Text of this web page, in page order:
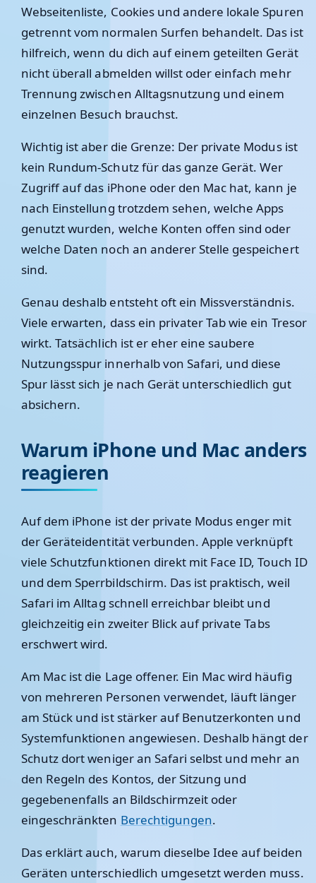
Webseitenliste, Cookies und andere lokale Spuren
getrennt vom normalen Surfen behandelt. Das ist
hilfreich, wenn du dich auf einem geteilten Gerät
nicht überall abmelden willst oder einfach mehr
Trennung zwischen Alltagsnutzung und einem
einzelnen Besuch brauchst.
Wichtig ist aber die Grenze: Der private Modus ist
kein Rundum-Schutz für das ganze Gerät. Wer
Zugriff auf das iPhone oder den Mac hat, kann je
nach Einstellung trotzdem sehen, welche Apps
genutzt wurden, welche Konten offen sind oder
welche Daten noch an anderer Stelle gespeichert
sind.
Genau deshalb entsteht oft ein Missverständnis.
Viele erwarten, dass ein privater Tab wie ein Tresor
wirkt. Tatsächlich ist er eher eine saubere
Nutzungsspur innerhalb von Safari, und diese
Spur lässt sich je nach Gerät unterschiedlich gut
absichern.
Warum iPhone und Mac anders
reagieren
Auf dem iPhone ist der private Modus enger mit
der Geräteidentität verbunden. Apple verknüpft
viele Schutzfunktionen direkt mit Face ID, Touch ID
und dem Sperrbildschirm. Das ist praktisch, weil
Safari im Alltag schnell erreichbar bleibt und
gleichzeitig ein zweiter Blick auf private Tabs
erschwert wird.
Am Mac ist die Lage offener. Ein Mac wird häufig
von mehreren Personen verwendet, läuft länger
am Stück und ist stärker auf Benutzerkonten und
Systemfunktionen angewiesen. Deshalb hängt der
Schutz dort weniger an Safari selbst und mehr an
den Regeln des Kontos, der Sitzung und
gegebenenfalls an Bildschirmzeit oder
eingeschränkten Berechtigungen.
Das erklärt auch, warum dieselbe Idee auf beiden
Geräten unterschiedlich umgesetzt werden muss.